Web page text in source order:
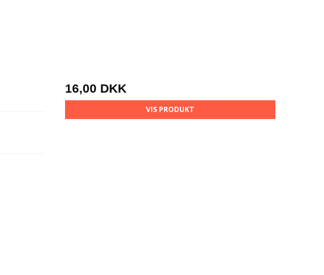
16,00 DKK
VIS PRODUKT